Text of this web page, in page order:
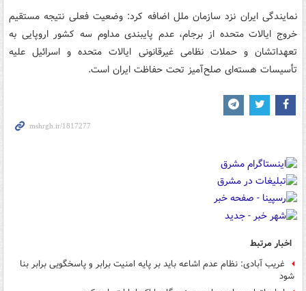
نمایندگی ایران نزد سازمان ملل اضافه کرد: وضعیت فعلی نتیجه مستقیم
خروج ایالات متحده از برجام، عدم پایبندی مداوم سه کشور اروپایی به
تعهداتشان و حملات نظامی غیرقانونی ایالات متحده و اسرائیل علیه
تأسیسات هسته‌ای صلح‌آمیز تحت حفاظت ایران است.
اخبار مرتبط
غریب آبادی: نظام عدم اشاعه باید بر پایه امنیت برابر و پاسخگویی برابر بنا
شود